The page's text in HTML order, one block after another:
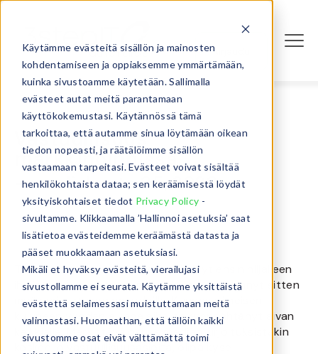
Käytämme evästeitä sisällön ja mainosten
kohdentamiseen ja oppiaksemme ymmärtämään,
kuinka sivustoamme käytetään. Sallimalla
evästeet autat meitä parantamaan
käyttökokemustasi. Käytännössä tämä
tarkoittaa, että autamme sinua löytämään oikean
tiedon nopeasti, ja räätälöimme sisällön
vastaamaan tarpeitasi. Evästeet voivat sisältää
henkilökohtaista dataa; sen keräämisestä löydät
yksityiskohtaiset tiedot Privacy Policy -
sivultamme. Klikkaamalla ’Hallinnoi asetuksia’ saat
lisätietoa evästeidemme keräämästä datasta ja
pääset muokkaamaan asetuksiasi.
Mikäli et hyväksy evästeitä, vierailujasi
sivustollamme ei seurata. Käytämme yksittäistä
evästettä selaimessasi muistuttamaan meitä
valinnastasi. Huomaathan, että tällöin kaikki
sivustomme osat eivät välttämättä toimi
Kirjaudu
Vastuullisuus
markkinoinnissa
- maaliskuuta 05, 2020
Tuntuu, että vastuullisuus on hiipinyt ensin hiljalleen
ihmisten ajattelutapaan ja puheisiin, ja levinnyt sitten
myös yritystason agendoille. Kunnes viimeisen
kuluneen vuoden aikana aihe on ryöpsähtänyt aivan
kaikkialle! Merkittävä osuus median kirjoituksistakin